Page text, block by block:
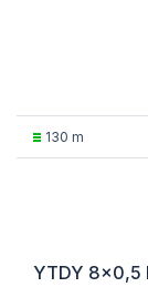
130 m
YTDY 8x0,5